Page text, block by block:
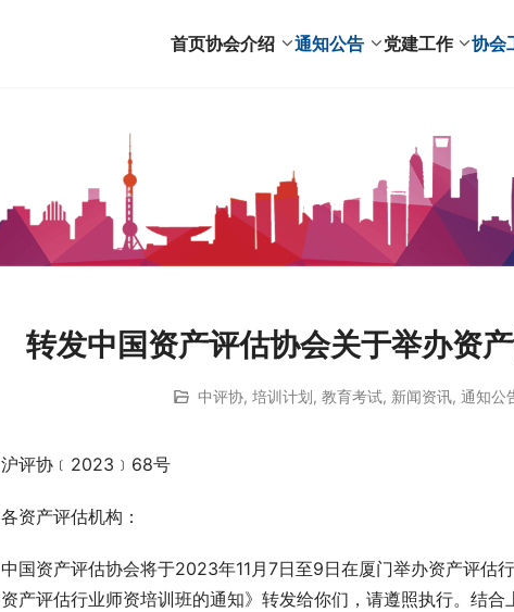
首页协会介绍 通知公告 党建工作 协会
转发中国资产评估协会关于举办资
中评协, 培训计划, 教育考试, 新闻资讯, 通知公
沪评协﹝2023﹞68号
各资产评估机构：
中国资产评估协会将于2023年11月7日至9日在厦门举办资产评估
资产评估行业师资培训班的通知》转发给你们，请遵照执行。结合